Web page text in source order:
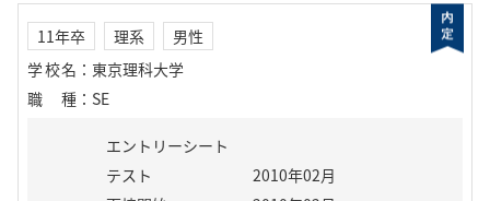
11年卒 理系
男性
学校名 ： 東京理科大学
職種 ： SE
エントリーシート
テスト
2010年02月